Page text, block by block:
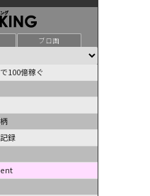
ブロ画
100億稼ぐ
録